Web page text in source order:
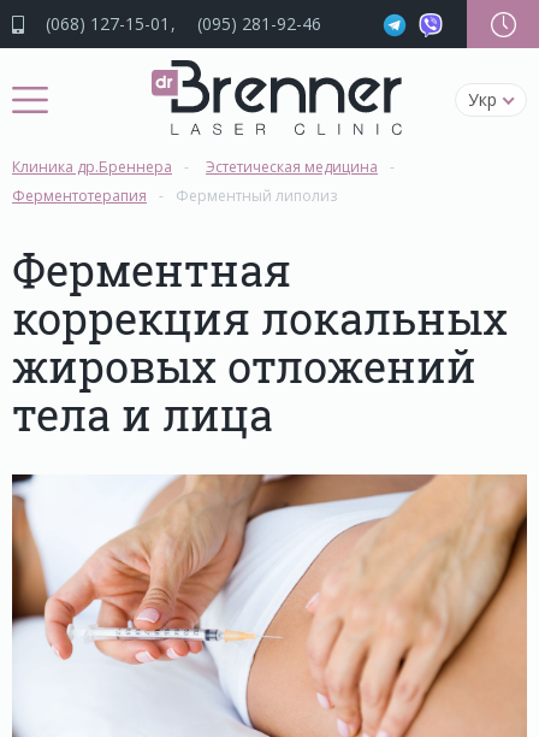
(068) 127-15-01 (095) 281-92-46
Укр
Клиника др.Бреннера
Эстетическая медицина
Ферментотерапия
Ферментный липолиз
Ферментная
коррекция локальных
жировых отложений
тела и лица